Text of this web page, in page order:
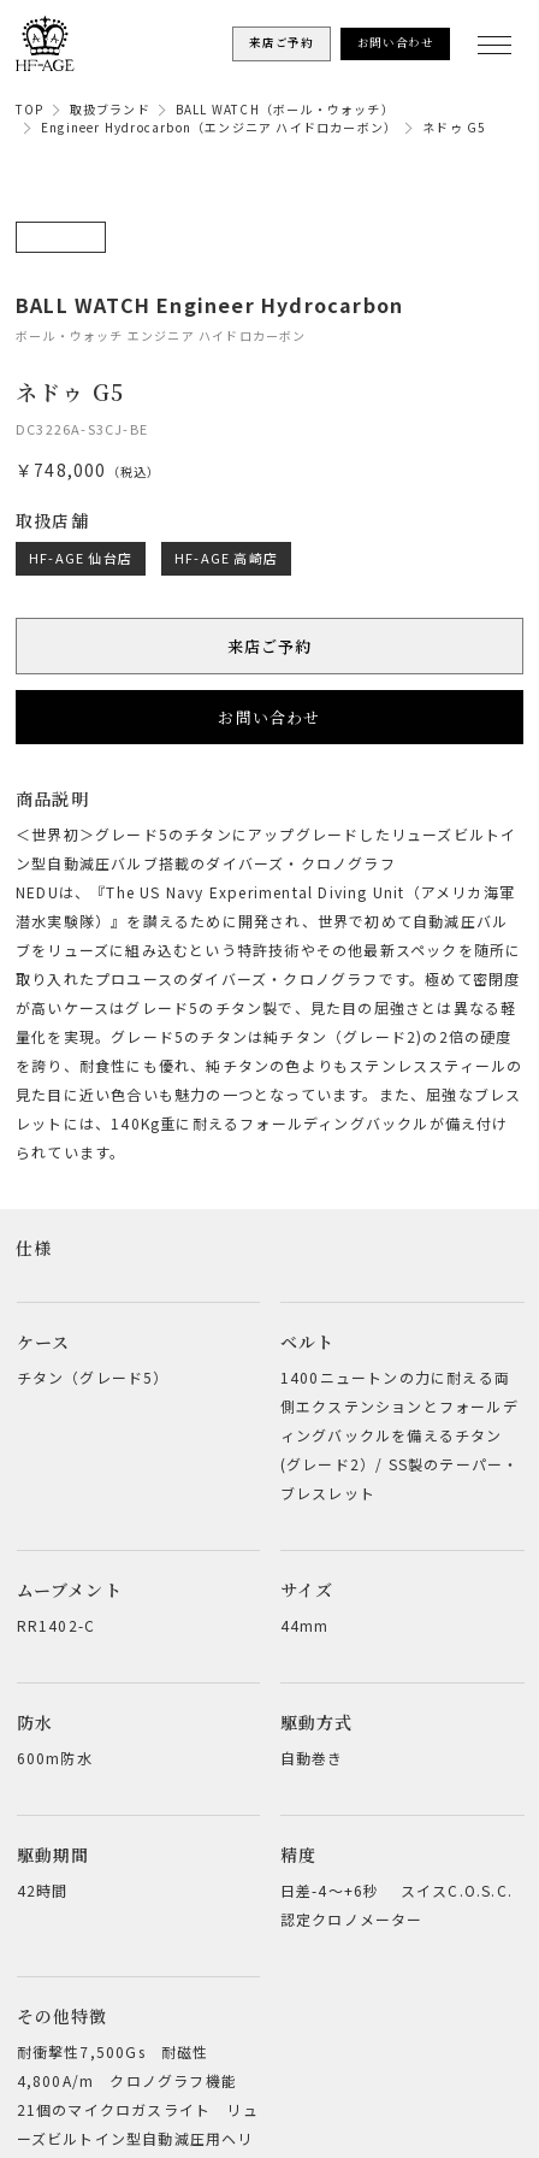
来店ご予約 お問い合わせ
TOP 取扱ブランド
BALL WATCH（ボール・ウォッチ）
Engineer Hydrocarbon（エンジニア ハイドロカーボン）
ネドゥ G5
BALL WATCH Engineer Hydrocarbon
ボール・ウォッチ エンジニア ハイドロカーボン
ネドゥ G5
DC3226A-S3CJ-BE
￥748,000 （税込）
取扱店舗
HF-AGE 仙台店 HF-AGE 高崎店
来店ご予約
お問い合わせ
商品説明
＜世界初＞グレード5のチタンにアップグレードしたリューズビルトイ
ン型自動減圧バルブ搭載のダイバーズ・クロノグラフ
NEDUは、『The US Navy Experimental Diving Unit（アメリカ海軍
潜水実験隊）』を讃えるために開発され、世界で初めて自動減圧バル
ブをリューズに組み込むという特許技術やその他最新スペックを随所に
取り入れたプロユースのダイバーズ・クロノグラフです。極めて密閉度
が高いケースはグレード5のチタン製で、見た目の屈強さとは異なる軽
量化を実現。グレード5のチタンは純チタン（グレード2)の2倍の硬度
を誇り、耐食性にも優れ、純チタンの色よりもステンレススティールの
見た目に近い色合いも魅力の一つとなっています。また、屈強なブレス
レットには、140Kg重に耐えるフォールディングバックルが備え付け
られています。
仕様
ケース
チタン（グレード5）
ベルト
1400ニュートンの力に耐える両
側エクステンションとフォールデ
ィングバックルを備えるチタン
(グレード2）/ SS製のテーパー・
ブレスレット
ムーブメント
RR1402-C
サイズ
44mm
防水
600m防水
駆動方式
自動巻き
駆動期間
42時間
精度
日差-4～+6秒 スイスC.O.S.C.
認定クロノメーター
その他特徴
耐衝撃性7,500Gs 耐磁性
4,800A/m クロノグラフ機能
21個のマイクロガスライト リュ
ーズビルトイン型自動減圧用ヘリ